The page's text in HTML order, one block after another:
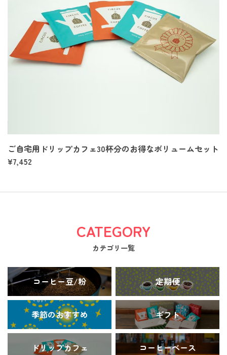
ご自宅用ドリップカフェ30杯分のお得なボリュームセット
¥7,452
CATEGORY
カテゴリ一覧
コーヒー豆/粉 定期便
季節のおすすめ ギフト
ドリップカフェ コーヒーベース